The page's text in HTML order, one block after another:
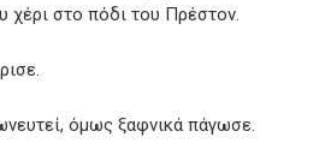
χέρι στο πόδι του Πρέστον.
όμως ξαφνικά πάγωσε.